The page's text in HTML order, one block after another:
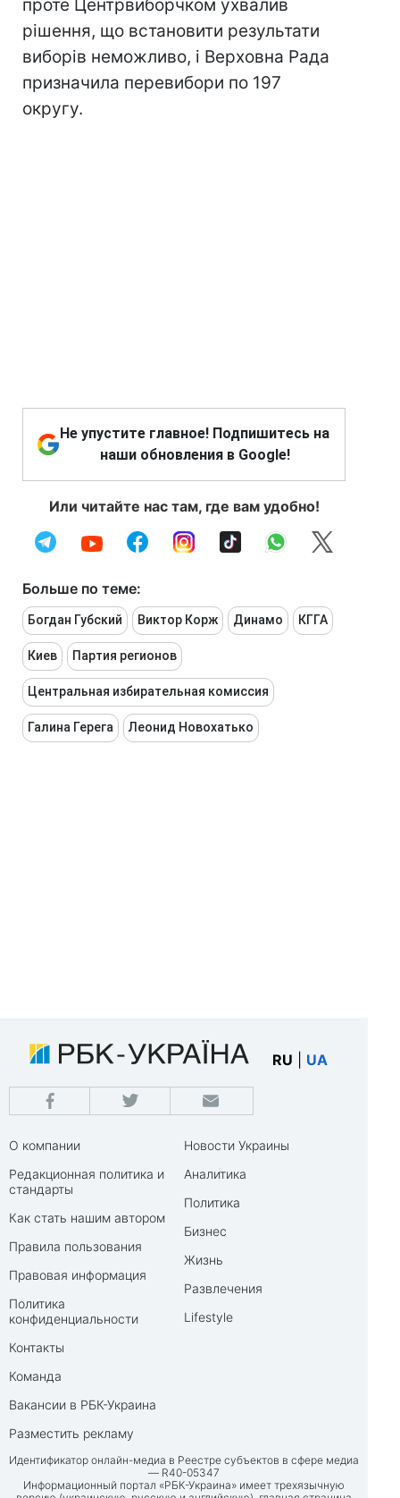
проте Центрвиборчком ухвалив
рішення, що встановити результати
виборів неможливо, і Верховна Рада
призначила перевибори по 197
округу.
Не упустите главное! Подпишитесь на
наши обновления в Google!
Или читайте нас там, где вам удобно!
Больше по теме:
Богдан Губский Виктор Корж Динамо КГГА
Киев Партия регионов
Центральная избирательная комиссия
Галина Герега Леонид Новохатько
RU UA
О компании
Редакционная политика и
стандарты
Как стать нашим автором
Правила пользования
Правовая информация
Политика
конфиденциальности
Контакты
Команда
Вакансии в РБК-Украина
Разместить рекламу
Новости Украины
Аналитика
Политика
Бизнес
Жизнь
Развлечения
Lifestyle
Идентификатор онлайн-медиа в Реестре субъектов в сфере медиа
— R40-05347
Информационный портал «РБК-Украина» имеет трехязычную